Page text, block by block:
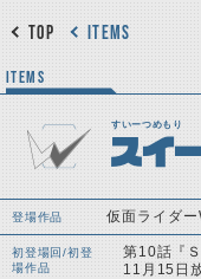
ITEMS
TOP
ITEMS
すいーつめもり
スイ
登場作品 仮面ライダー
初登場回/初登
場作品
第10話『
11月15日